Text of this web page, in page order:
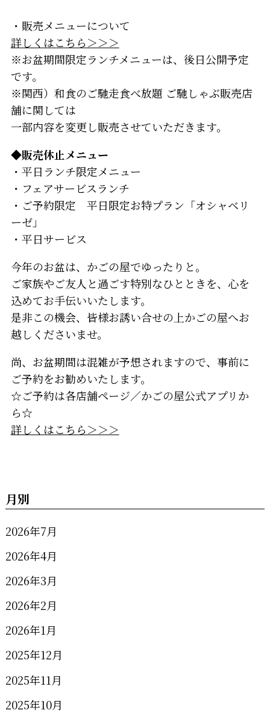
・販売メニューについて
詳しくはこちら＞＞＞
※お盆期間限定ランチメニューは、後日公開予定
です。
※関西）和食のご馳走食べ放題 ご馳しゃぶ販売店
舗に関しては
一部内容を変更し販売させていただきます。
◆販売休止メニュー
・平日ランチ限定メニュー
・フェアサービスランチ
・ご予約限定 平日限定お特プラン「オシャベリ
ーゼ」
・平日サービス
今年のお盆は、かごの屋でゆったりと。
ご家族やご友人と過ごす特別なひとときを、心を
込めてお手伝いいたします。
是非この機会、皆様お誘い合せの上かごの屋へお
越しくださいませ。
尚、お盆期間は混雑が予想されますので、事前に
ご予約をお勧めいたします。
☆ご予約は各店舗ページ／かごの屋公式アプリか
ら☆
詳しくはこちら＞＞＞
月別
2026年7月
2026年4月
2026年3月
2026年2月
2026年1月
2025年12月
2025年11月
2025年10月